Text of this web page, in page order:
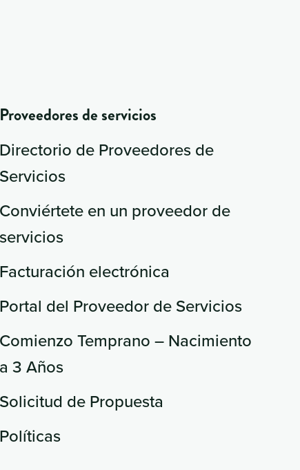
Proveedores de servicios
Directorio de Proveedores de
Servicios
Conviértete en un proveedor de
servicios
Facturación electrónica
Portal del Proveedor de Servicios
Comienzo Temprano – Nacimiento
a 3 Años
Solicitud de Propuesta
Políticas